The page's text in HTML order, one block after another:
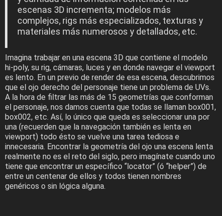
escenas 3D incrementa; modelos más
complejos, rigs más especializados, texturas y
materiales más numerosos y detallados, etc.
Imagina trabajar en una escena 3D que contiene el modelo
hi-poly, su rig, cámaras, luces y en donde navegar el viewport
es lento. En un previo de render de esa escena, descubrimos
que el ojo derecho del personaje tiene un problema de UVs.
A la hora de filtrar las más de 15 geometrías que conforman
el personaje, nos damos cuenta que todas se llaman box001,
box002, etc. Así, lo único que queda es seleccionar una por
una (recuerden que la navegación también es lenta en
viewport) todo ésto se vuelve una tarea tediosa e
innecesaria. Encontrar la geometría del ojo una escena lenta
realmente no es el reto del siglo, pero imagínate cuando uno
tiene que encontrar un específico “locator” (ó “helper”) de
entre un centenar de ellos y todos tienen nombres
genéricos o sin lógica alguna.